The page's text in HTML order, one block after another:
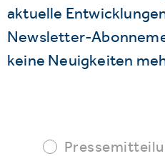
aktuelle
Newsletter-
keine Neuigkeiten